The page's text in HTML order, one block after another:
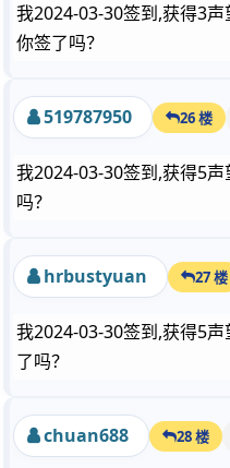
我2024-03-30签到,获得3声
你签了吗？
519787950 26 楼
我2024-03-30签到,获得5
吗？
hrbustyuan 27 楼
我2024-03-30签到,获得5
了吗？
chuan688 28 楼